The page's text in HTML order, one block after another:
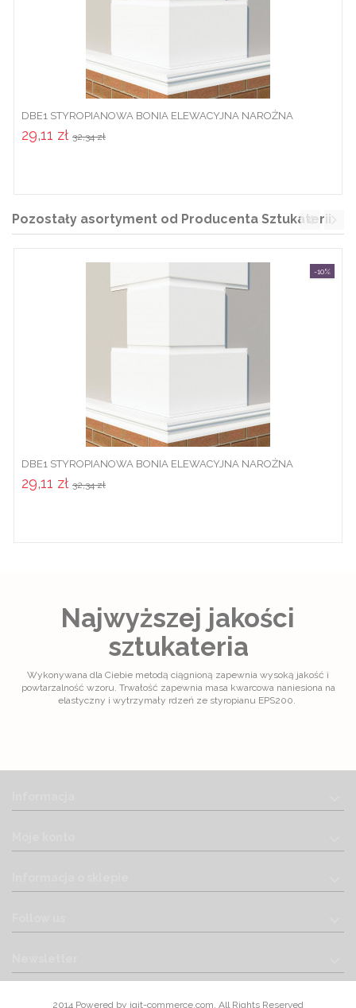
DBE1 STYROPIANOWA BONIA ELEWACYJNA NAROŻNA
29,11 zł 32,34 zł
Pozostały asortyment od Producenta Sztukaterii
-10%
DBE1 STYROPIANOWA BONIA ELEWACYJNA NAROŻNA
29,11 zł 32,34 zł
Najwyższej jakości
sztukateria
Wykonywana dla Ciebie metodą ciągnioną zapewnia wysoką jakość i
powtarzalność wzoru. Trwałość zapewnia masa kwarcowa naniesiona na
elastyczny i wytrzymały rdzeń ze styropianu EPS200.
2014 Powered by iqit-commerce.com. All Rights Reserved